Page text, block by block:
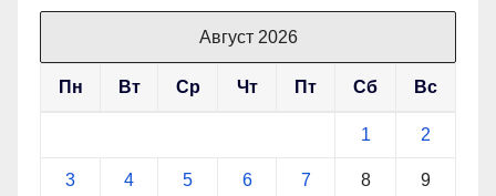
Август 2026
Пн Вт Ср Чт Пт Сб Вс
1 2
3 4 5 6 7 8 9